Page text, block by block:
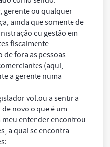
, gerente ou qualquer
ainda que somente de
ou gestão em
fiscalmente
fora as pessoas
(aqui,
a gerente numa
voltou a sentir a
novo o que é um
meu entender encontrou
a qual se encontra